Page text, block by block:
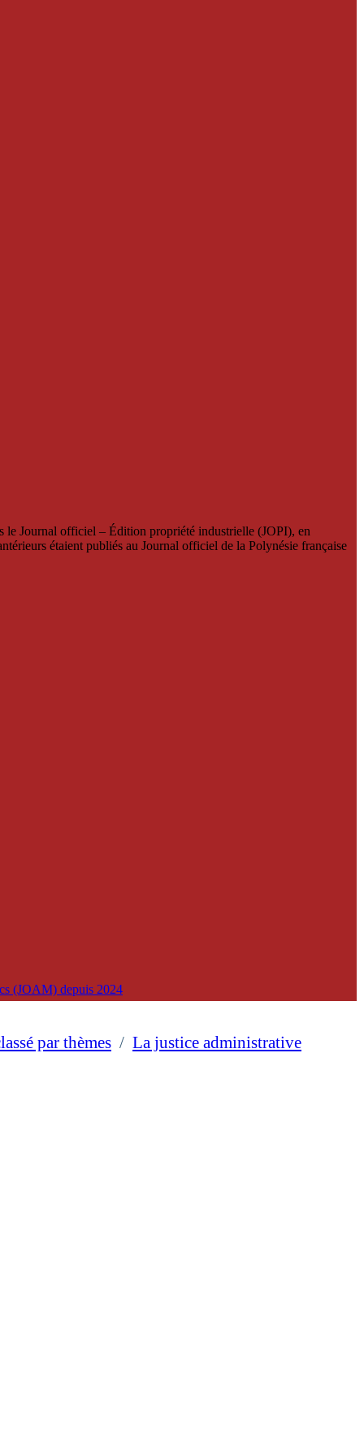
le Journal officiel – Édition propriété industrielle (JOPI), en
étaient publiés au Journal officiel de la Polynésie française
(JOAM) depuis 2024
par thèmes / La justice administrative